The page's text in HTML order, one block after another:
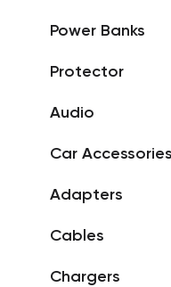
Power Banks
Protector
Audio
Car Accessories
Adapters
Cables
Chargers